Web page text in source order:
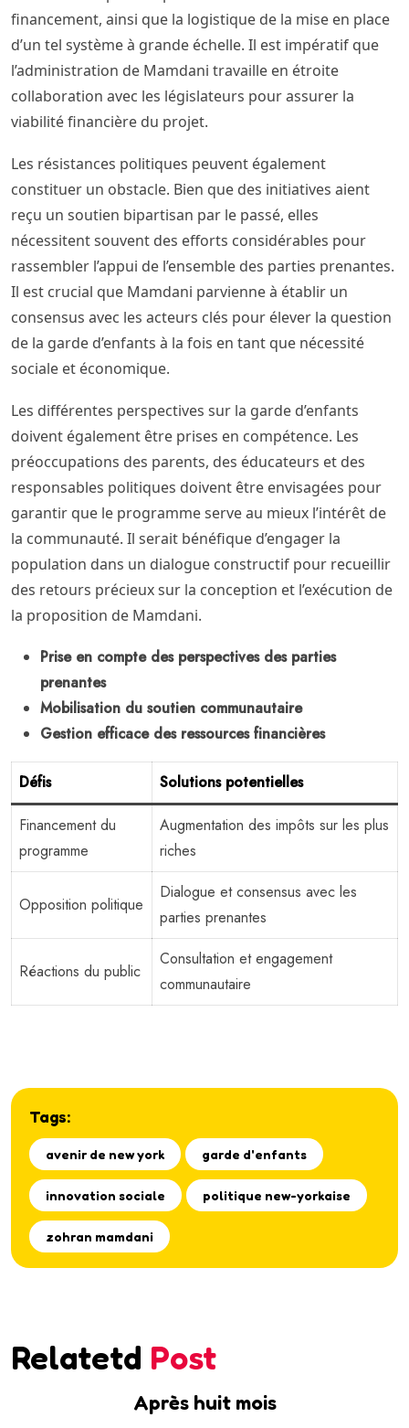
financement, ainsi que la logistique de la mise en place
d’un tel système à grande échelle. Il est impératif que
l’administration de Mamdani travaille en étroite
collaboration avec les législateurs pour assurer la
viabilité financière du projet.
Les résistances politiques peuvent également
constituer un obstacle. Bien que des initiatives aient
reçu un soutien bipartisan par le passé, elles
nécessitent souvent des efforts considérables pour
rassembler l’appui de l’ensemble des parties prenantes.
Il est crucial que Mamdani parvienne à établir un
consensus avec les acteurs clés pour élever la question
de la garde d’enfants à la fois en tant que nécessité
sociale et économique.
Les différentes perspectives sur la garde d’enfants
doivent également être prises en compétence. Les
préoccupations des parents, des éducateurs et des
responsables politiques doivent être envisagées pour
garantir que le programme serve au mieux l’intérêt de
la communauté. Il serait bénéfique d’engager la
population dans un dialogue constructif pour recueillir
des retours précieux sur la conception et l’exécution de
la proposition de Mamdani.
Prise en compte des perspectives des parties
prenantes
Mobilisation du soutien communautaire
Gestion efficace des ressources financières
Défis Solutions potentielles
Financement du
programme
Augmentation des impôts sur les plus
riches
Opposition politique
Dialogue et consensus avec les
parties prenantes
Réactions du public
Consultation et engagement
communautaire
Tags:
avenir de new york garde d'enfants
innovation sociale politique new-yorkaise
zohran mamdani
Relatetd Post
Après huit mois